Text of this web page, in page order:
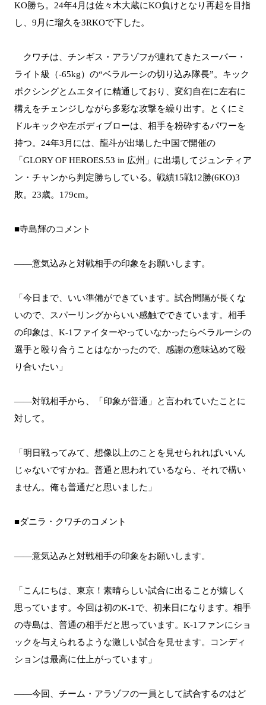
KO勝ち。24年4月は佐々木大蔵にKO負けとなり再起を目指
し、9月に瑠久を3RKOで下した。
クワチは、チンギス・アラゾフが連れてきたスーパー・
ライト級（-65kg）の“ベラルーシの切り込み隊長”。キック
ボクシングとムエタイに精通しており、変幻自在に左右に
構えをチェンジしながら多彩な攻撃を繰り出す。とくにミ
ドルキックや左ボディブローは、相手を粉砕するパワーを
持つ。24年3月には、龍斗が出場した中国で開催の
「GLORY OF HEROES.53 in 広州」に出場してジュンティア
ン・チャンから判定勝ちしている。戦績15戦12勝(6KO)3
敗。23歳。179cm。
■寺島輝のコメント
――意気込みと対戦相手の印象をお願いします。
「今日まで、いい準備ができています。試合間隔が長くな
いので、スパーリングからいい感触でできています。相手
の印象は、K-1ファイターやっていなかったらベラルーシの
選手と殴り合うことはなかったので、感謝の意味込めて殴
り合いたい」
――対戦相手から、「印象が普通」と言われていたことに
対して。
「明日戦ってみて、想像以上のことを見せられればいいん
じゃないですかね。普通と思われているなら、それで構い
ません。俺も普通だと思いました」
■ダニラ・クワチのコメント
――意気込みと対戦相手の印象をお願いします。
「こんにちは、東京！素晴らしい試合に出ることが嬉しく
思っています。今回は初のK-1で、初来日になります。相手
の寺島は、普通の相手だと思っています。K-1ファンにショ
ックを与えられるような激しい試合を見せます。コンディ
ションは最高に仕上がっています」
――今回、チーム・アラゾフの一員として試合するのはど